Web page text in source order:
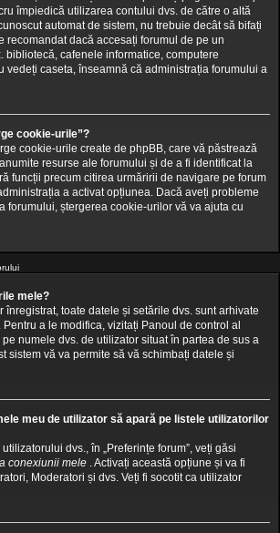
împiedică utilizarea contului dvs. de către o altă
automat de sistem, nu trebuie decât să bifați
recomandat dacă accesați forumul de pe un
bibliotecă, cafenele informatice, computere
vedeți caseta, înseamnă că administrația forumului a
cookie-urile”?
cookie-urile create de phpBB, care vă păstrează
resurse ale forumului și de a fi identificat la
funcții precum citirea urmăririi de navigare pe forum
a activat opțiunea. Dacă aveți probleme
forumului, ștergerea cookie-urilor vă va ajuta cu
mele?
înregistrat, toate datele și setările dvs. sunt arhivate
a le modifica, vizitați Panoul de control al
numele dvs. de utilizator situat în partea de sus a
sistem vă va permite să vă schimbați datele și
meu de utilizator să apară pe listele utilizatorilor
dvs., în „Preferințe forum”, veți găsi
conexiunii mele . Activați această opțiune și va fi
Moderatori și dvs. Veți fi socotit ca utilizator